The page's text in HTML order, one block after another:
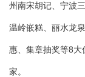
州南宋胡记、宁波
温岭嵌糕、丽水龙
惠、集章抽奖等8大
家。